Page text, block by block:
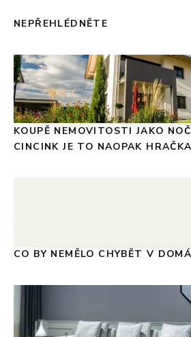
NEPŘEHLÉDNĚTE
KOUPĚ NEMOVITOSTI JAKO
CINCINK JE TO NAOPAK HRAČKA
CO BY NEMĚLO CHYBĚT V